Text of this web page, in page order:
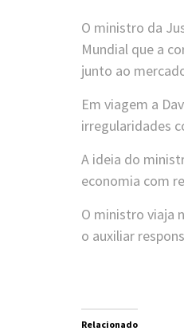
O ministro da
Mundial que a
junto ao
Em viagem a
irregularidades
A ideia do
economia com
O ministro viaja
o auxiliar
Relacionado